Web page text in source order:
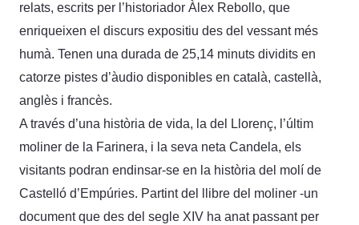
relats, escrits per l’historiador Àlex Rebollo, que
enriqueixen el discurs expositiu des del vessant més
humà. Tenen una durada de 25,14 minuts dividits en
catorze pistes d’àudio disponibles en català, castellà,
anglès i francès.
A través d’una història de vida, la del Llorenç, l’últim
moliner de la Farinera, i la seva neta Candela, els
visitants podran endinsar-se en la història del molí de
Castelló d’Empúries. Partint del llibre del moliner -un
document que des del segle XIV ha anat passant per